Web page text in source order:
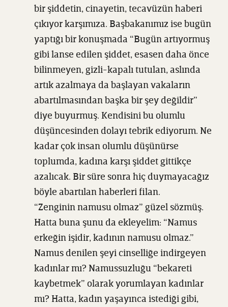
bir şiddetin, cinayetin, tecavüzün haberi
çıkıyor karşımıza. Başbakanımız ise bugün
yaptığı bir konuşmada “Bugün artıyormuş
gibi lanse edilen şiddet, esasen daha önce
bilinmeyen, gizli-kapalı tutulan, aslında
artık azalmaya da başlayan vakaların
abartılmasından başka bir şey değildir”
diye buyurmuş. Kendisini bu olumlu
düşüncesinden dolayı tebrik ediyorum. Ne
kadar çok insan olumlu düşünürse
toplumda, kadına karşı şiddet gittikçe
azalıcak. Bir süre sonra hiç duymayacağız
böyle abartılan haberleri filan.
“Zenginin namusu olmaz” güzel sözmüş.
Hatta buna şunu da ekleyelim: “Namus
erkeğin işidir, kadının namusu olmaz.”
Namus denilen şeyi cinselliğe indirgeyen
kadınlar mı? Namussuzluğu “bekareti
kaybetmek” olarak yorumlayan kadınlar
mı? Hatta, kadın yaşayınca istediği gibi,